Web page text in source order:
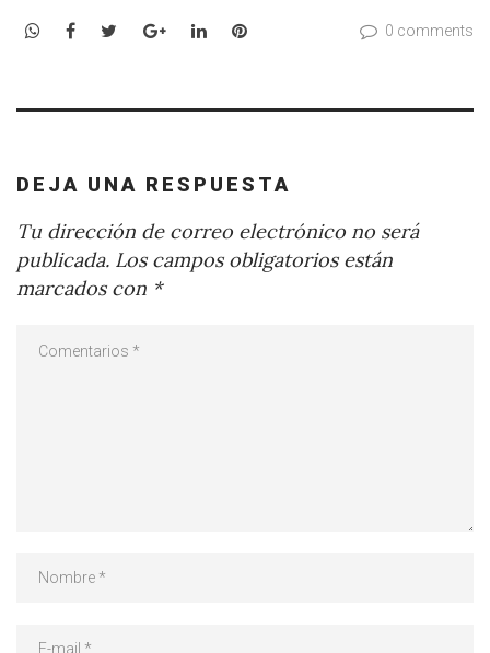
WhatsApp
Facebook
TwitterGoogle+LinkedInPinterest 0 comments
DEJA UNA RESPUESTA
Tu dirección de correo electrónico no será
publicada. Los campos obligatorios están
marcados con *